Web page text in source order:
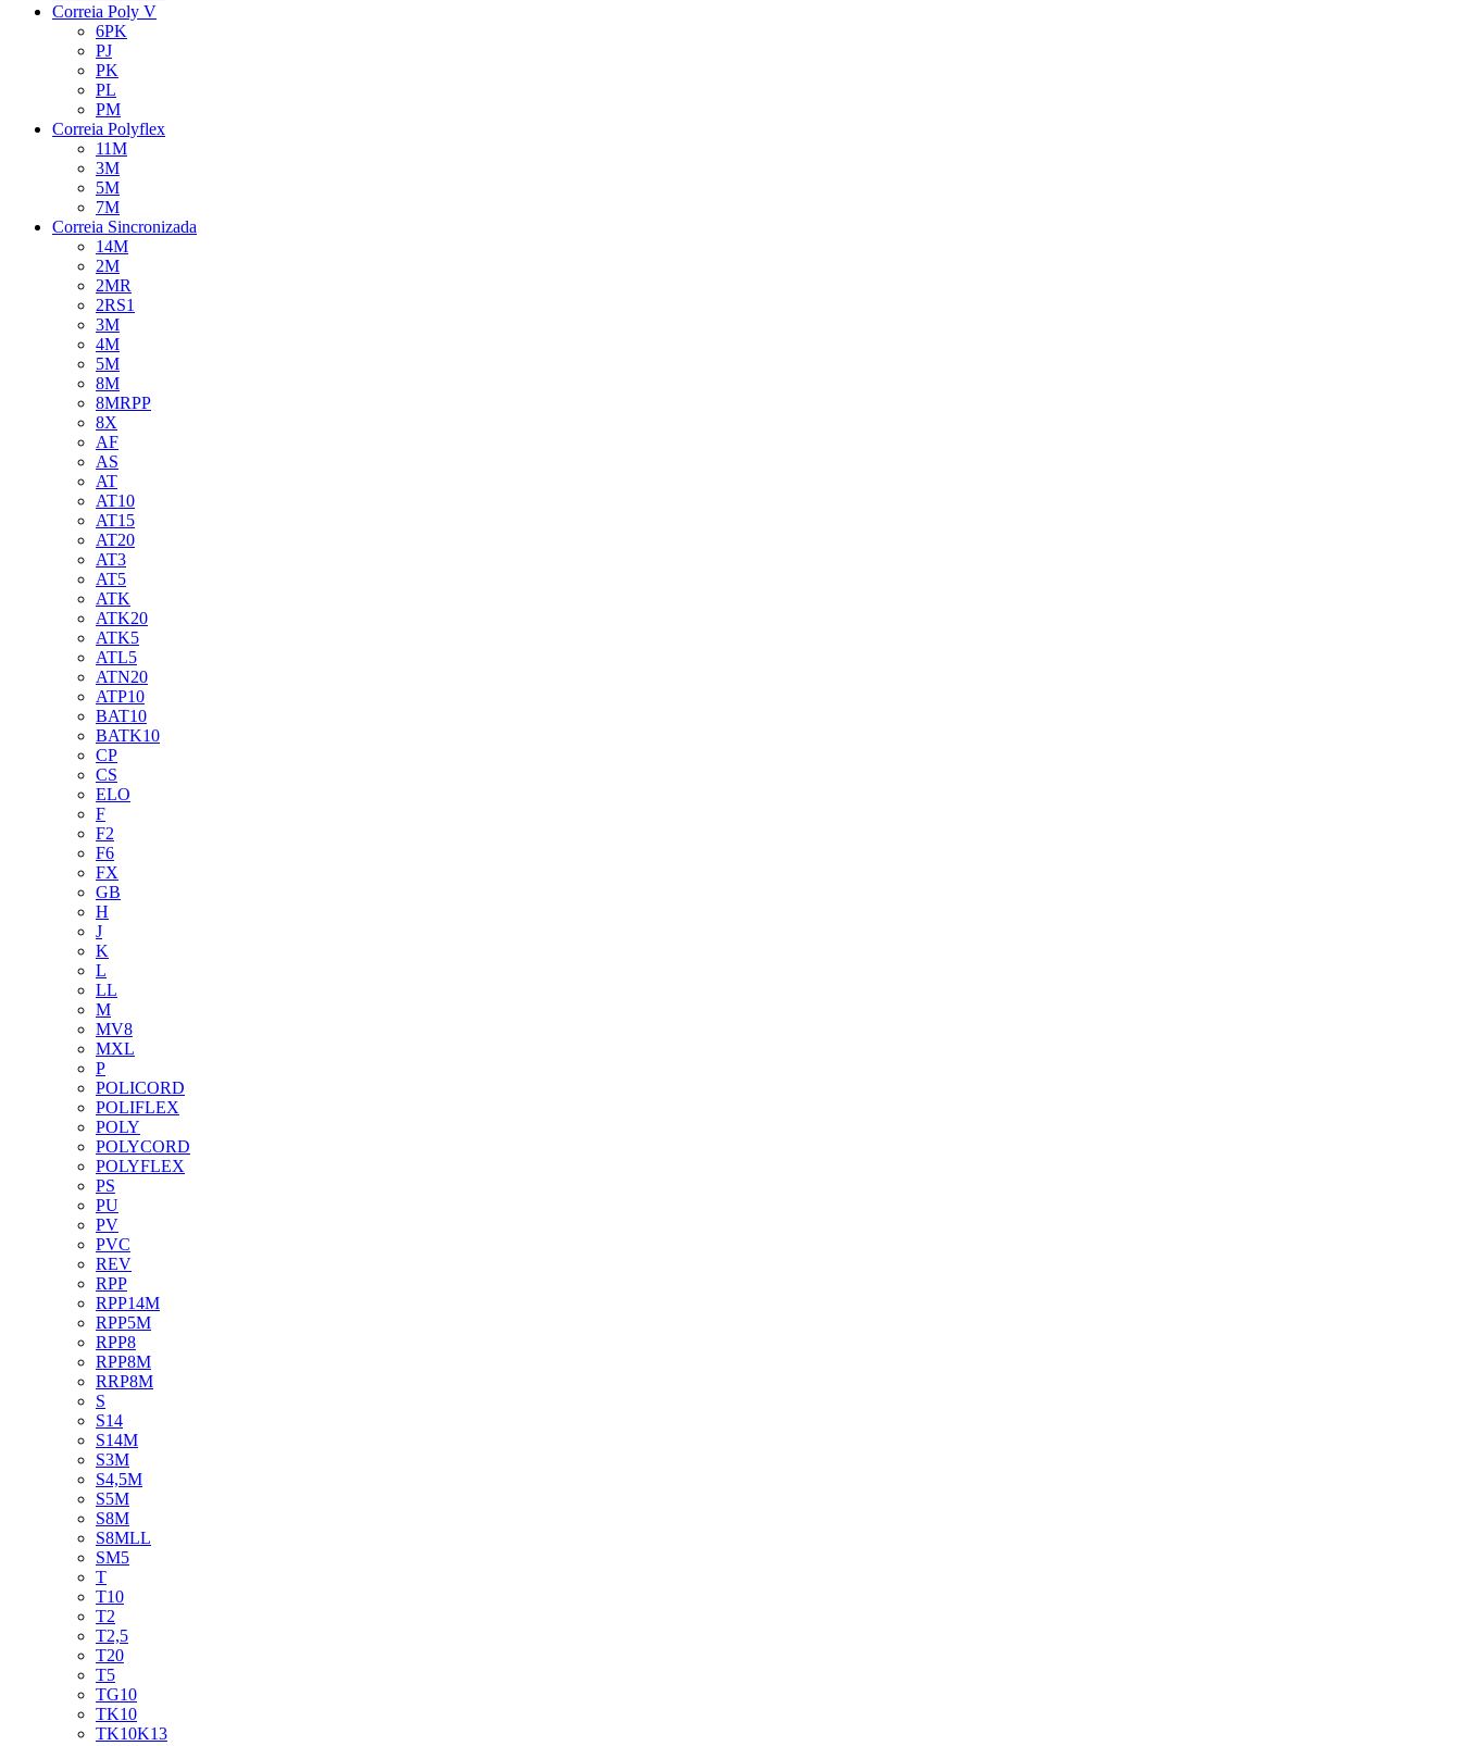
Correia Poly V
6PK
PJ
PK
PL
PM
Correia Polyflex
11M
3M
5M
7M
Correia Sincronizada
14M
2M
2MR
2RS1
3M
4M
5M
8M
8MRPP
8X
AF
AS
AT
AT10
AT15
AT20
AT3
AT5
ATK
ATK20
ATK5
ATL5
ATN20
ATP10
BAT10
BATK10
CP
CS
ELO
F
F2
F6
FX
GB
H
J
K
L
LL
M
MV8
MXL
P
POLICORD
POLIFLEX
POLY
POLYCORD
POLYFLEX
PS
PU
PV
PVC
REV
RPP
RPP14M
RPP5M
RPP8
RPP8M
RRP8M
S
S14
S14M
S3M
S4,5M
S5M
S8M
S8MLL
SM5
T
T10
T2
T2,5
T20
T5
TG10
TK10
TK10K13